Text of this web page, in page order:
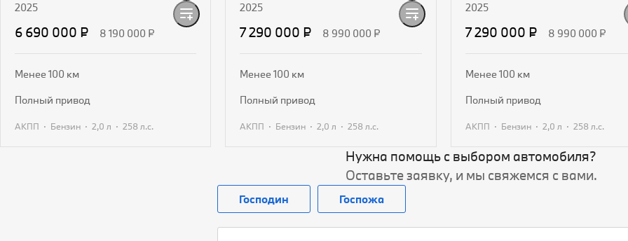
2025
6 690 000 ₽ 8 190 000 ₽
Менее 100 км
полный привод
АКПП · Бензин · 2,0 л · 258 л.с.
2025
7 290 000 ₽ 8 990 000 ₽
Менее 100 км
полный привод
АКПП · Бензин · 2,0 л · 258 л.с.
Получить предложение
2025
7 290 000 ₽ 8 990 000 ₽
Менее 100 км
полный привод
АКПП · Бензин· 2,0 л · 258 л.с.
Получить предложение
Нужна помощь с выбором автомобиля?
Оставьте заявку, и мы свяжемся с вами.
Господин Госпожа